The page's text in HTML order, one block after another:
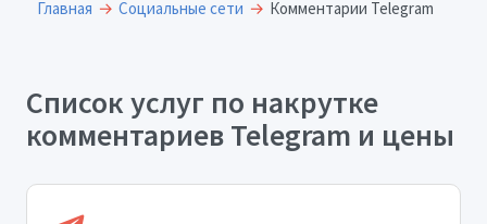
Главная Социальные сети Комментарии Telegram
Список услуг по накрутке
комментариев Telegram и цены